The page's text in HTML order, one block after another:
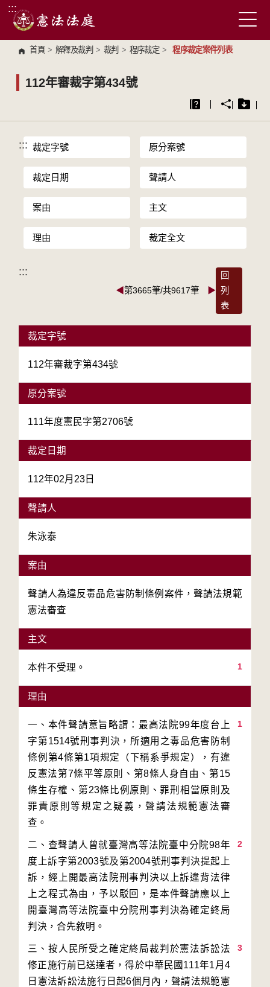
跳到主要內容區塊
:::
首頁 > 解釋及裁判 > 裁判 > 程序裁定 > 程序裁定案件列表
112年審裁字第434號
::: 裁定字號 原分案號
裁定日期 聲請人
案由 主文
理由 裁定全文
:::
◀第3665筆/共9617筆 ▶
回
列
表
裁定字號
112年審裁字第434號
原分案號
111年度憲民字第2706號
裁定日期
112年02月23日
聲請人
朱泳泰
案由
聲請人為違反毒品危害防制條例案件，聲請法規範
憲法審查
主文
1
本件不受理。
理由
1
一、本件聲請意旨略謂：最高法院99年度台上
字第1514號刑事判決，所適用之毒品危害防制
條例第4條第1項規定（下稱系爭規定），有違
反憲法第7條平等原則、第8條人身自由、第15
條生存權、第23條比例原則、罪刑相當原則及
罪責原則等規定之疑義，聲請法規範憲法審
2
二、查聲請人曾就臺灣高等法院臺中分院98年
度上訴字第2003號及第2004號刑事判決提起上
訴，經上開最高法院刑事判決以上訴違背法律
上之程式為由，予以駁回，是本件聲請應以上
開臺灣高等法院臺中分院刑事判決為確定終局
3
三、按人民所受之確定終局裁判於憲法訴訟法
修正施行前已送達者，得於中華民國111年1月4
日憲法訴訟法施行日起6個月內，聲請法規範憲